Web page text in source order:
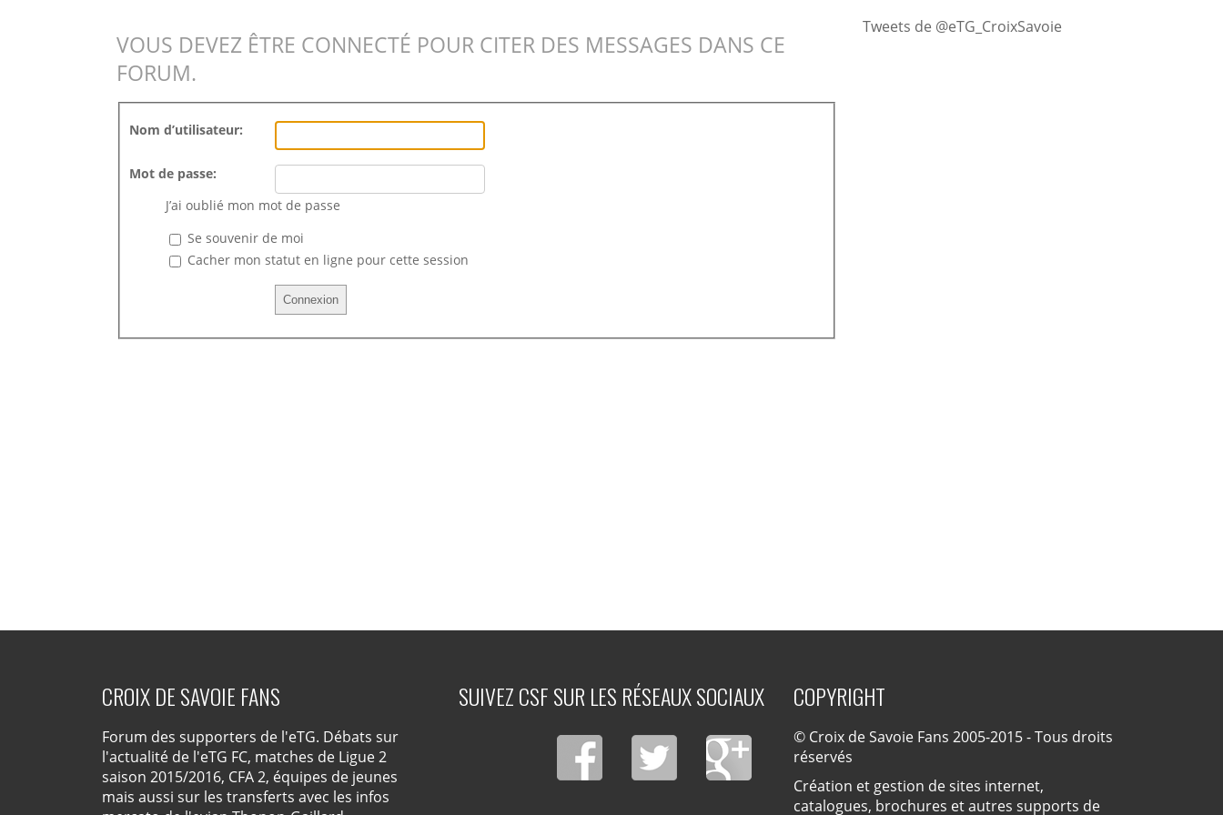
VOUS DEVEZ ÊTRE CONNECTÉ POUR CITER DES MESSAGES DANS CE
FORUM.
Nom d’utilisateur:
Mot de passe:
J’ai oublié mon mot de passe
Se souvenir de moi
Cacher mon statut en ligne pour cette session
Tweets de @eTG_CroixSavoie
CROIX DE SAVOIE FANS
Forum des supporters de l'eTG. Débats sur
l'actualité de l'eTG FC, matches de Ligue 2
saison 2015/2016, CFA 2, équipes de jeunes
mais aussi sur les transferts avec les infos
SUIVEZ CSF SUR LES RÉSEAUX SOCIAUX COPYRIGHT
© Croix de Savoie Fans 2005-2015 - Tous droits
réservés
Création et gestion de sites internet,
catalogues, brochures et autres supports de